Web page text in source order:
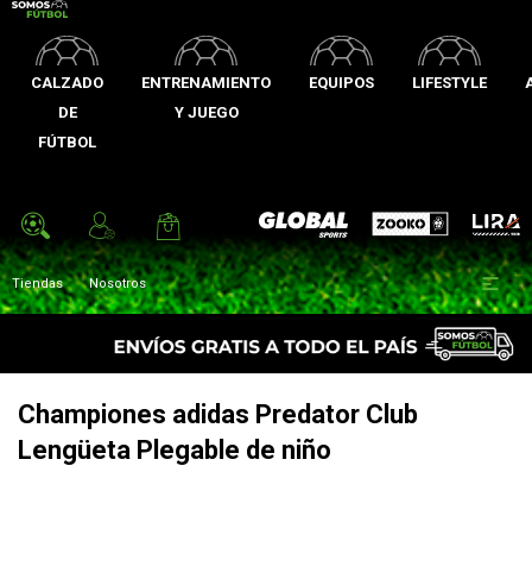
CALZADO
DE
FÚTBOL
ENTRENAMIENTO
Y JUEGO
EQUIPOS LIFESTYLE
Global Sports Zooko Lira
Tiendas Nosotros 
Championes adidas Predator Club
Lengüeta Plegable de niño